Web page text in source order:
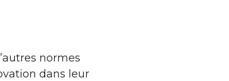
normes
dans leur